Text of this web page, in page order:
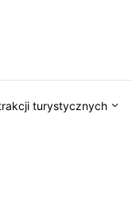
turystycznych